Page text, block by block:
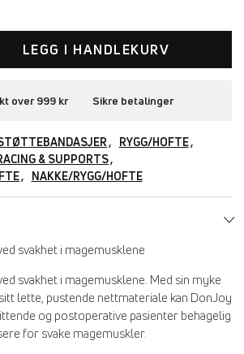
LEGG I HANDLEKURV
over 999 kr Sikre betalinger
RYGG/HOFTE
& SUPPORTS
NAKKE/RYGG/HOFTE
svakhet i magemusklene
svakhet i magemusklene. Med sin myke
lette, pustende nettmateriale kan DonJoy
og postoperative pasienter behagelig
for svake magemuskler.